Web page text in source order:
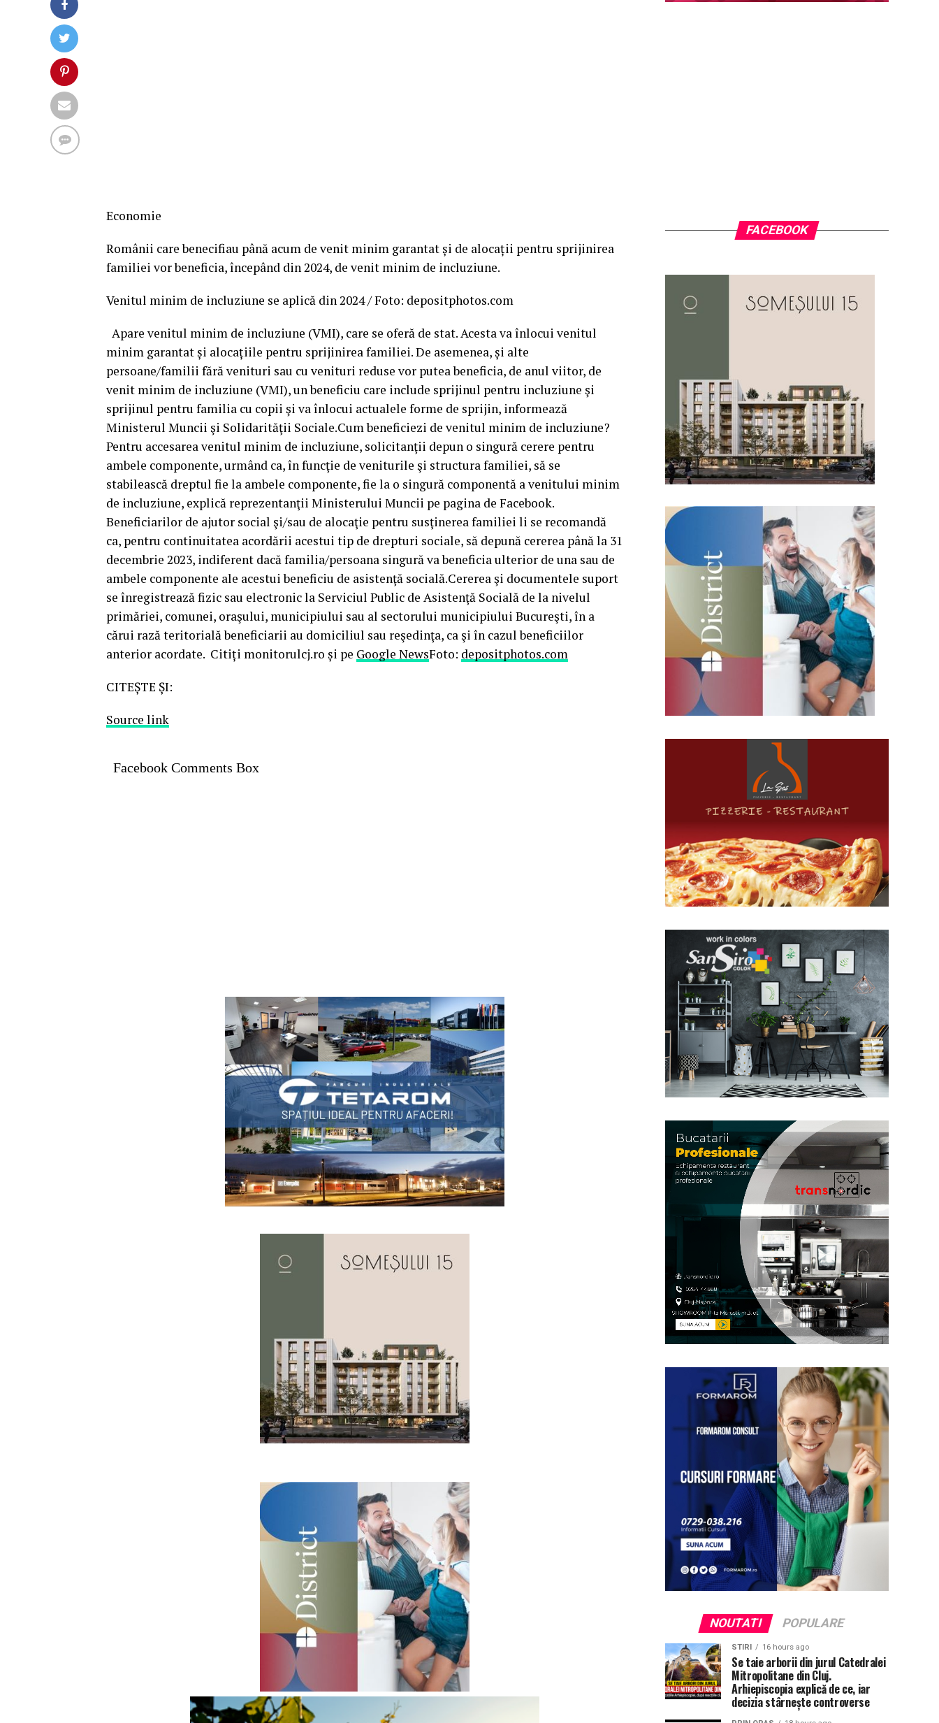
Economie
Românii care benecifiau până acum de venit minim garantat și de alocații pentru sprijinirea
familiei vor beneficia, începând din 2024, de venit minim de incluziune.
Venitul minim de incluziune se aplică din 2024 / Foto: depositphotos.com
Apare venitul minim de incluziune (VMI), care se oferă de stat. Acesta va înlocui venitul
minim garantat și alocațiile pentru sprijinirea familiei. De asemenea, și alte
persoane/familii fără venituri sau cu venituri reduse vor putea beneficia, de anul viitor, de
venit minim de incluziune (VMI), un beneficiu care include sprijinul pentru incluziune şi
sprijinul pentru familia cu copii şi va înlocui actualele forme de sprijin, informează
Ministerul Muncii şi Solidarităţii Sociale.Cum beneficiezi de venitul minim de incluziune?
Pentru accesarea venitul minim de incluziune, solicitanţii depun o singură cerere pentru
ambele componente, urmând ca, în funcţie de veniturile şi structura familiei, să se
stabilească dreptul fie la ambele componente, fie la o singură componentă a venitului minim
de incluziune, explică reprezentanţii Ministerului Muncii pe pagina de Facebook.
Beneficiarilor de ajutor social şi/sau de alocaţie pentru susţinerea familiei li se recomandă
ca, pentru continuitatea acordării acestui tip de drepturi sociale, să depună cererea până la 31
decembrie 2023, indiferent dacă familia/persoana singură va beneficia ulterior de una sau de
ambele componente ale acestui beneficiu de asistenţă socială.Cererea şi documentele suport
se înregistrează fizic sau electronic la Serviciul Public de Asistenţă Socială de la nivelul
primăriei, comunei, oraşului, municipiului sau al sectorului municipiului Bucureşti, în a
cărui rază teritorială beneficiarii au domiciliul sau reşedinţa, ca şi în cazul beneficiilor
anterior acordate. Citiți monitorulcj.ro și pe Google NewsFoto: depositphotos.com
CITEȘTE ȘI:
Source link
Facebook Comments Box
FACEBOOK
NOUTATI POPULARE
STIRI 16 hours ago
Se taie arborii din jurul Catedralei
Mitropolitane din Cluj.
Arhiepiscopia explică de ce, iar
decizia stârnește controverse